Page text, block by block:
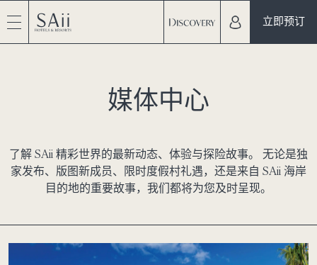
立即预订
媒体中心
了解 SAii 精彩世界的最新动态、体验与探险故事。 无论是独
家发布、版图新成员、限时度假村礼遇，还是来自 SAii 海岸
目的地的重要故事，我们都将为您及时呈现。